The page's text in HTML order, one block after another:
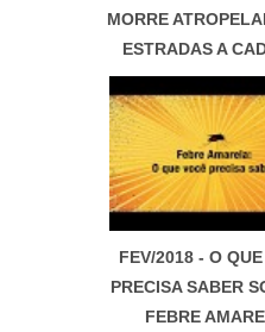
MORRE
ESTRADAS A
FEV/2018 - O
PRECISA SABER
FEBRE